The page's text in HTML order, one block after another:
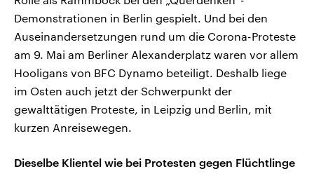
Demonstrationen in Berlin gespielt. Und bei den
Auseinandersetzungen rund um die Corona-Proteste
am 9. Mai am Berliner Alexanderplatz waren vor allem
Hooligans von BFC Dynamo beteiligt. Deshalb liege
im Osten auch jetzt der Schwerpunkt der
gewalttätigen Proteste, in Leipzig und Berlin, mit
kurzen Anreisewegen.
Dieselbe Klientel wie bei Protesten gegen Flüchtlinge